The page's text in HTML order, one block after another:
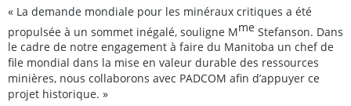
« La demande mondiale pour les minéraux critiques a été
propulsée à un sommet inégalé, souligne Mme Stefanson. Dans
le cadre de notre engagement à faire du Manitoba un chef de
file mondial dans la mise en valeur durable des ressources
minières, nous collaborons avec PADCOM afin d’appuyer ce
projet historique. »